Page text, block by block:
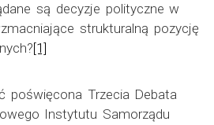
są decyzje polityczne w
strukturalną pozycję
[1]
poświęcona Trzecia Debata
Instytutu Samorządu